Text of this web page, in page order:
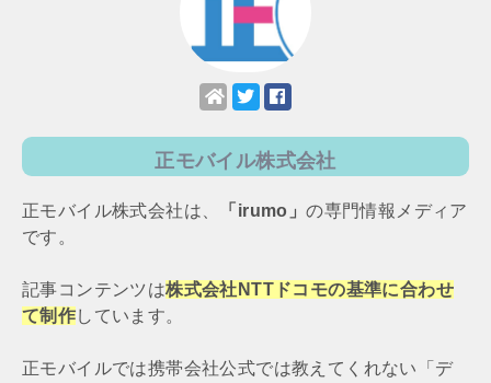
正モバイル株式会社
正モバイル株式会社は、 「irumo」の専門情報メディア
です。
記事コンテンツは株式会社NTTドコモの基準に合わせ
て制作しています。
正モバイルでは携帯会社公式では教えてくれない「デ